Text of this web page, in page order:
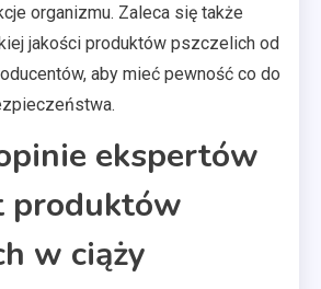
organizmu. Zaleca się także
jakości produktów pszczelich od
aby mieć pewność co do
ekspertów
produktów
w ciąży